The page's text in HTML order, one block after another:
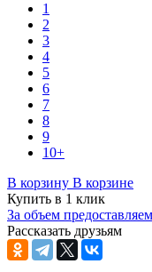
1
2
3
4
5
6
7
8
9
10+
В корзину В корзине
Купить в 1 клик
За объем
Рассказать друзьям